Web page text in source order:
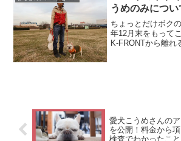
を調べてみるも口
うめのみについ
ちょっとだけボク
年12月末をもって
K-FRONTから離れ
愛犬こうめさんの
を公開！料金から
検査でわかったこと